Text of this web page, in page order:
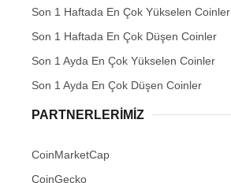
Son 1 Haftada En Çok Yükselen Coinler
Son 1 Haftada En Çok Düşen Coinler
Son 1 Ayda En Çok Yükselen Coinler
Son 1 Ayda En Çok Düşen Coinler
PARTNERLERIMIZ
CoinMarketCap
CoinGecko